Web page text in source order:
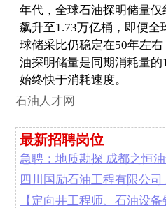
年代，全球石油探明储量仅
飙升至1.73万亿桶，即便全
球储采比仍稳定在50年左
油探明储量是同期消耗量
始终快于消耗速度。
石油人才网
最新招聘岗位
急聘：地质勘探 成都之恒
四川国励石油工程有限公
【定向井工程师、石油设